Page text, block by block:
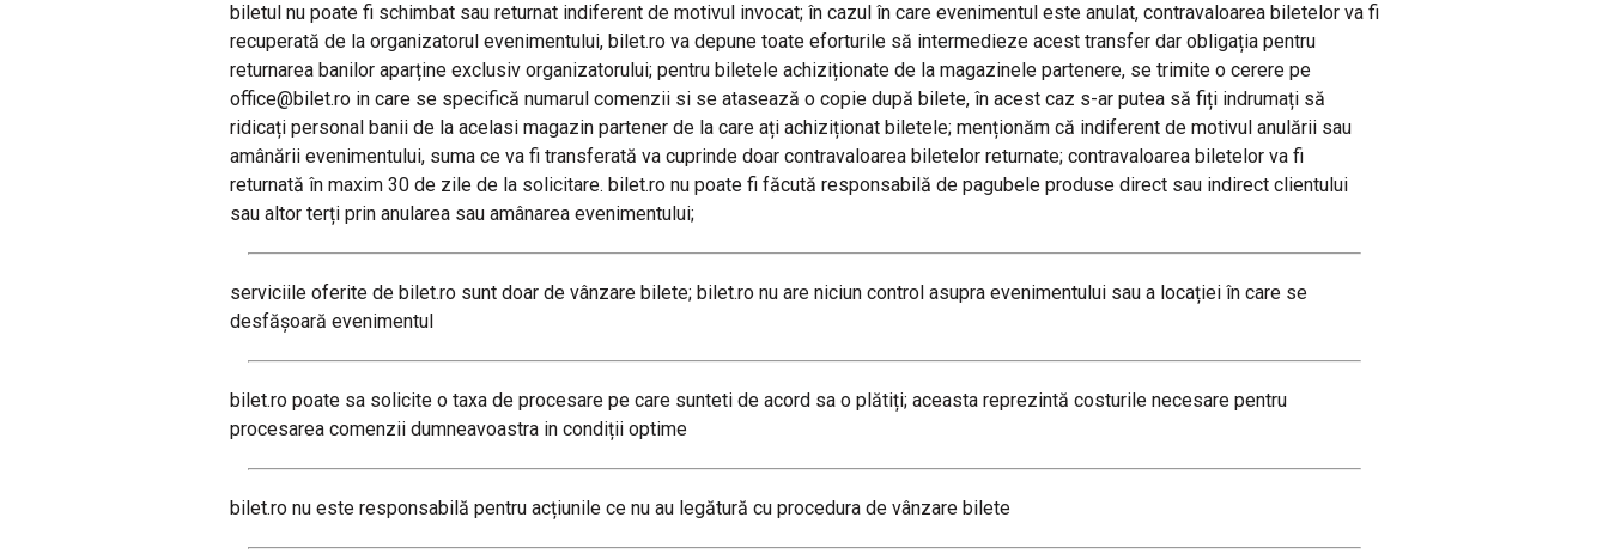
biletul nu poate fi schimbat sau returnat indiferent de motivul invocat; în cazul în care evenimentul este anulat, contravaloarea biletelor va fi
recuperată de la organizatorul evenimentului, bilet.ro va depune toate eforturile să intermedieze acest transfer dar obligația pentru
returnarea banilor aparține exclusiv organizatorului; pentru biletele achiziționate de la magazinele partenere, se trimite o cerere pe
office@bilet.ro in care se specifică numarul comenzii si se atasează o copie după bilete, în acest caz s-ar putea să fiți indrumați să
ridicați personal banii de la acelasi magazin partener de la care ați achiziționat biletele; menționăm că indiferent de motivul anulării sau
amânării evenimentului, suma ce va fi transferată va cuprinde doar contravaloarea biletelor returnate; contravaloarea biletelor va fi
returnată în maxim 30 de zile de la solicitare. bilet.ro nu poate fi făcută responsabilă de pagubele produse direct sau indirect clientului
sau altor terți prin anularea sau amânarea evenimentului;
serviciile oferite de bilet.ro sunt doar de vânzare bilete; bilet.ro nu are niciun control asupra evenimentului sau a locației în care se
desfășoară evenimentul
bilet.ro poate sa solicite o taxa de procesare pe care sunteti de acord sa o plătiți; aceasta reprezintă costurile necesare pentru
procesarea comenzii dumneavoastra in condiții optime
bilet.ro nu este responsabilă pentru acțiunile ce nu au legătură cu procedura de vânzare bilete